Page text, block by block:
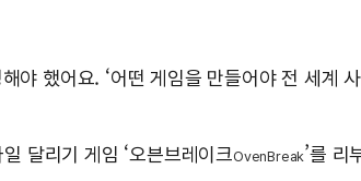
했어요. ‘어떤 게임을 만들어야 전 세계
달리기 게임 ‘오븐브레이크OvenBreak’를 리